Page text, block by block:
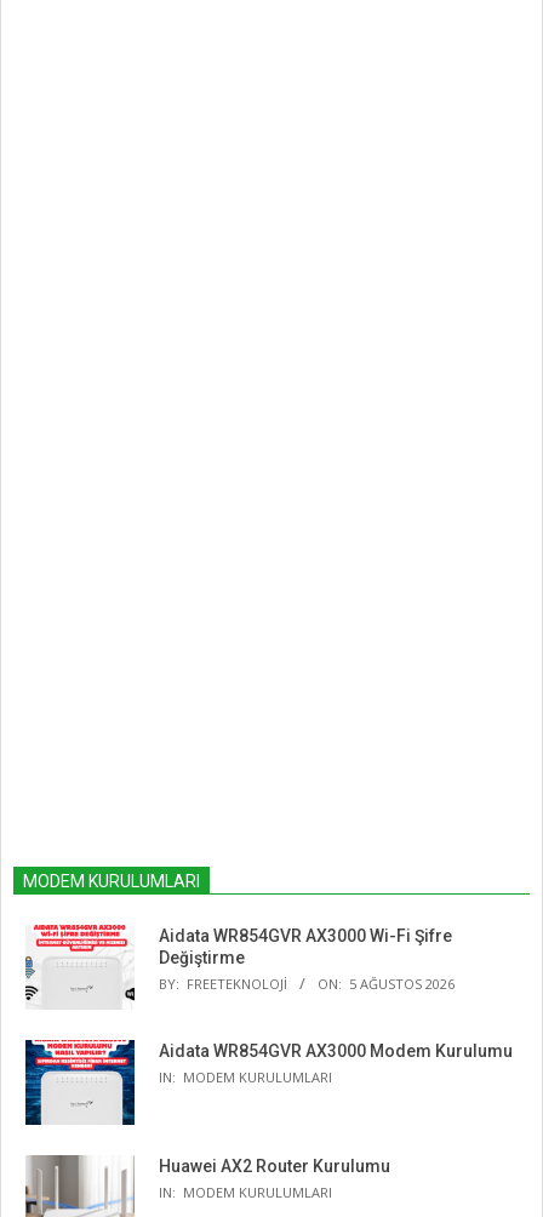
MODEM KURULUMLARI
Aidata WR854GVR AX3000 Wi-Fi Şifre
Değiştirme
BY: FREETEKNOLOJI ON: 5 AĞUSTOS 2026
Aidata WR854GVR AX3000 Modem Kurulumu
IN: MODEM KURULUMLARI
Huawei AX2 Router Kurulumu
IN: MODEM KURULUMLARI